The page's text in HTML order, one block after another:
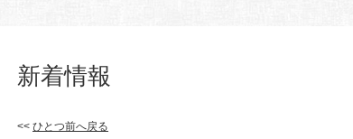
新着情報
<< ひとつ前へ戻る